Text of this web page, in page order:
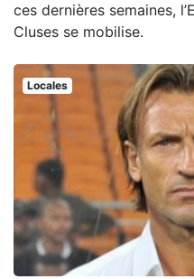
ces dernières semaines,
Cluses se mobilise.
Locales